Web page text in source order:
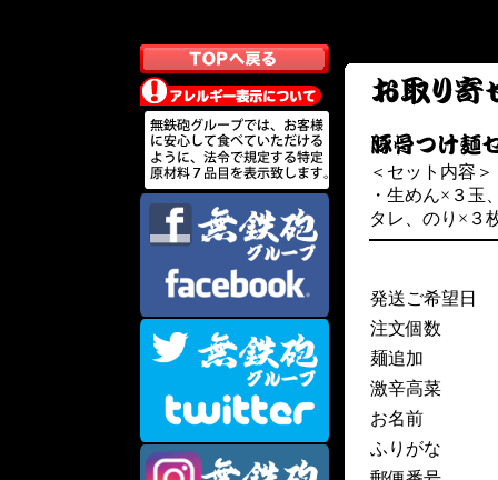
＜セット内容＞
・生めん×３玉
タレ、のり×３
発送ご希望日
注文個数
麺追加
激辛高菜
お名前
ふりがな